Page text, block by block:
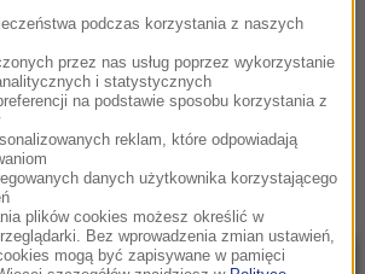
a sam wniosek o zastąpienie
Rafałem Grupińskim nie ma
przez Sejm.
podczas korzystania z naszych
przez nas usług poprzez wykorzystanie
i statystycznych
na podstawie sposobu korzystania z
reklam, które odpowiadają
danych użytkownika korzystającego
plików cookies możesz określić w
Bez wprowadzenia zmian ustawień,
mogą być zapisywane w pamięci